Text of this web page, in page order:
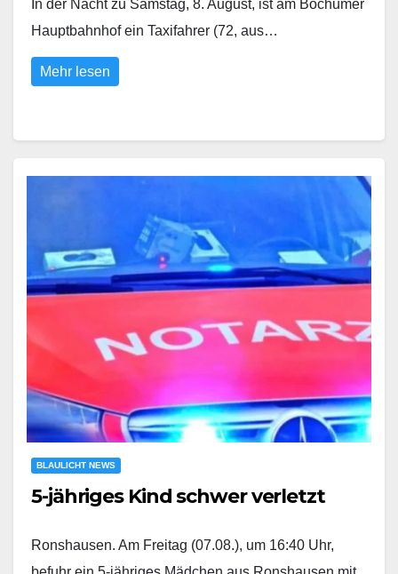
In der Nacht zu Samstag, 8. August, ist am Bochumer
Hauptbahnhof ein Taxifahrer (72, aus…
Mehr lesen
BLAULICHT NEWS
5-jähriges Kind schwer verletzt
Ronshausen. Am Freitag (07.08.), um 16:40 Uhr,